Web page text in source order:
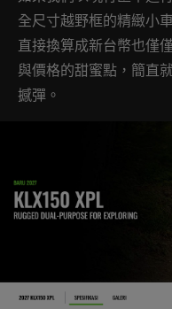
全尺寸越野框的精緻小
直接換算成新台幣也僅
與價格的甜蜜點，簡直
撼彈。